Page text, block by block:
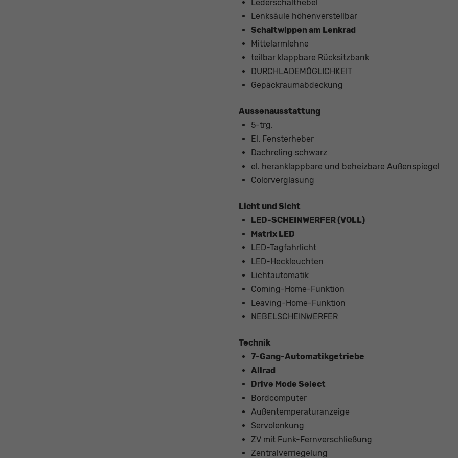
Lederschalthebel
Lenksäule höhenverstellbar
Schaltwippen am Lenkrad
Mittelarmlehne
teilbar klappbare Rücksitzbank
DURCHLADEMÖGLICHKEIT
Gepäckraumabdeckung
Aussenausstattung
5-trg.
El. Fensterheber
Dachreling schwarz
el. heranklappbare und beheizbare Außenspiegel
Colorverglasung
Licht und Sicht
LED-SCHEINWERFER (VOLL)
Matrix LED
LED-Tagfahrlicht
LED-Heckleuchten
Lichtautomatik
Coming-Home-Funktion
Leaving-Home-Funktion
NEBELSCHEINWERFER
Technik
7-Gang-Automatikgetriebe
Allrad
Drive Mode Select
Bordcomputer
Außentemperaturanzeige
Servolenkung
ZV mit Funk-Fernverschließung
Zentralverriegelung